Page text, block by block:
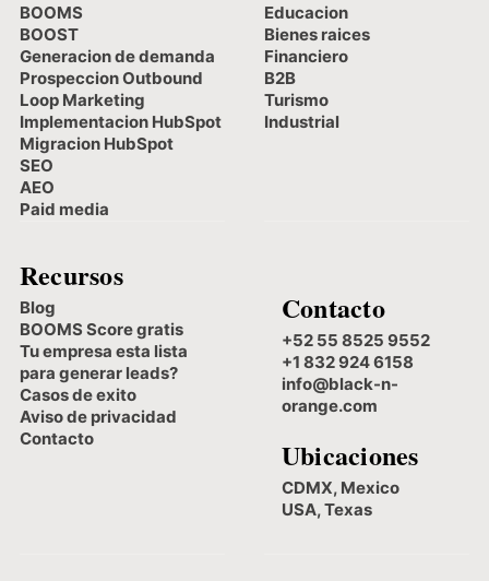
BOOMS
BOOST
Generacion de demanda
Prospeccion Outbound
Loop Marketing
Implementacion HubSpot
Migracion HubSpot
SEO
AEO
Paid media
Educacion
Bienes raices
Financiero
B2B
Turismo
Industrial
Recursos
Blog
BOOMS Score gratis
Tu empresa esta lista
para generar leads?
Casos de exito
Aviso de privacidad
Contacto
Contacto
+52 55 8525 9552
+1 832 924 6158
info@black-n-
orange.com
Ubicaciones
CDMX, Mexico
USA, Texas